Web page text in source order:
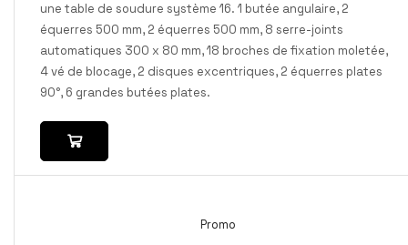
une table de soudure système 16. 1 butée angulaire, 2
équerres 500 mm, 2 équerres 500 mm, 8 serre-joints
automatiques 300 x 80 mm, 18 broches de fixation moletée,
4 vé de blocage, 2 disques excentriques, 2 équerres plates
90°, 6 grandes butées plates.
Promo